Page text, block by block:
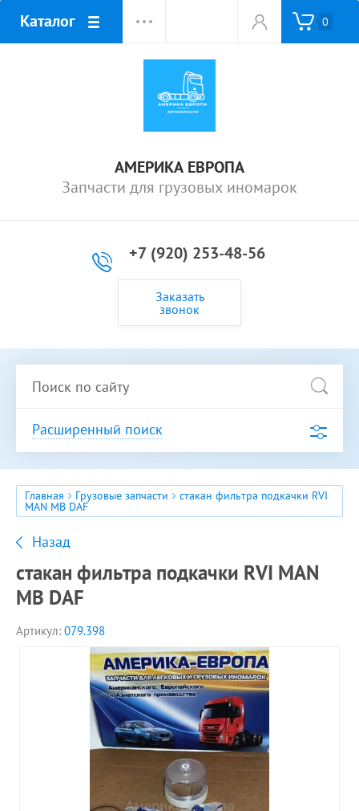
Каталог 0
АМЕРИКА ЕВРОПА
Запчасти для грузовых иномарок
+7 (920) 253-48-56
Заказать
звонок
Расширенный поиск
Главная Грузовые запчасти стакан фильтра подкачки RVI
MAN MB DAF
Назад
стакан фильтра подкачки RVI MAN
MB DAF
Артикул: 079.398